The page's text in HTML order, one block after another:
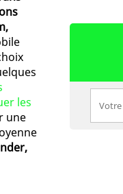
les
une